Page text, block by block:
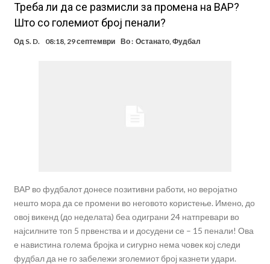
Треба ли да се размисли за промена на ВАР?
Што со големиот број пенали?
Од S. D. 08:18, 29 септември Во : Останато,Фудбал
ВАР во фудбалот донесе позитивни работи, но веројатно
нешто мора да се промени во неговото користење. Имено, до
овој викенд (до неделата) беа одиграни 24 натпревари во
најсилните топ 5 првенства и и досудени се – 15 пенали! Ова
е навистина голема бројка и сигурно нема човек кој следи
фудбал да не го забележи зголемиот број казнети удари.